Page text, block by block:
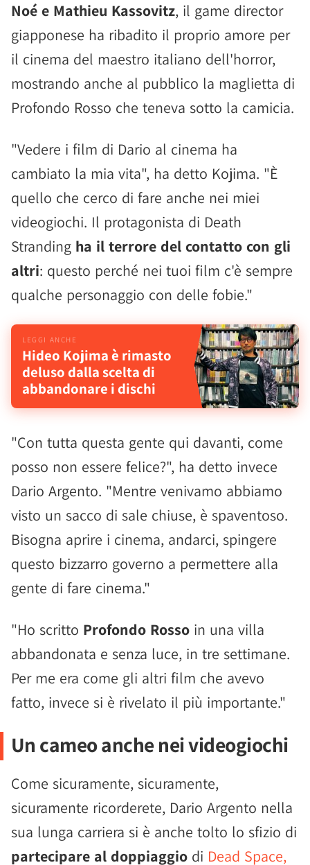
Noé e Mathieu Kassovitz, il game director
giapponese ha ribadito il proprio amore per
il cinema del maestro italiano dell'horror,
mostrando anche al pubblico la maglietta di
Profondo Rosso che teneva sotto la camicia.
"Vedere i film di Dario al cinema ha
cambiato la mia vita", ha detto Kojima. "È
quello che cerco di fare anche nei miei
videogiochi. Il protagonista di Death
Stranding ha il terrore del contatto con gli
altri: questo perché nei tuoi film c'è sempre
qualche personaggio con delle fobie."
Hideo Kojima è rimasto
deluso dalla scelta di
abbandonare i dischi
"Con tutta questa gente qui davanti, come
posso non essere felice?", ha detto invece
Dario Argento. "Mentre venivamo abbiamo
visto un sacco di sale chiuse, è spaventoso.
Bisogna aprire i cinema, andarci, spingere
questo bizzarro governo a permettere alla
gente di fare cinema."
"Ho scritto Profondo Rosso in una villa
abbandonata e senza luce, in tre settimane.
Per me era come gli altri film che avevo
fatto, invece si è rivelato il più importante."
Un cameo anche nei videogiochi
Come sicuramente, sicuramente,
sicuramente ricorderete, Dario Argento nella
sua lunga carriera si è anche tolto lo sfizio di
partecipare al doppiaggio di Dead Space,